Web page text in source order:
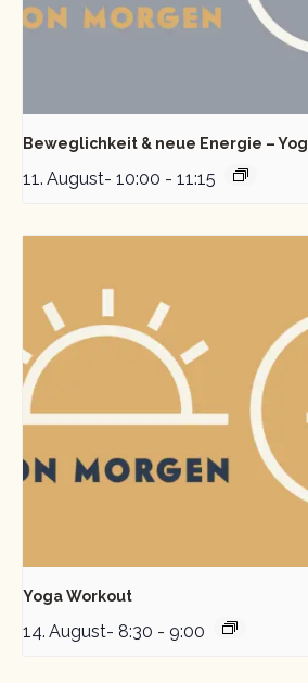
Beweglichkeit & neue Energie –
11. August- 10:00 - 11:15
Yoga Workout
14. August- 8:30 - 9:00